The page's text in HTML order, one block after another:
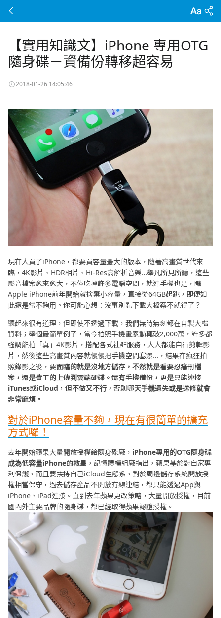
【實用知識文】iPhone 專用OTG
隨身碟－資備份轉移超容易
2018-01-26 14:05:46
現在人買了iPhone，都要買容量最大的版本，隨著高畫質世代來
臨，4K影片、HDR相片、Hi-Res高解析音樂…舉凡所見所聽，這些
影音檔案愈來愈大，不僅吃掉許多電腦空間，就連手機也是，瞧
Apple iPhone前年開始就捨棄小容量，直接從64GB起跳，即便如
此還是常不夠用。你可能心想：沒事別亂下載大檔案不就得了？
聽起來很有道理，但即使不透過下載，我們無時無刻都在自製大檔
資料；舉個最簡單例子，當今拍照手機畫素動輒破2,000萬，許多都
強調能拍「真」4K影片，搭配各式社群服務，人人都能自行剪輯影
片，然後這些高畫質內容就慢慢把手機空間塞爆…，結果在瘋狂拍
照錄影之後，要面臨的就是沒地方儲存，不然就是看要忍痛刪檔
案，還是費工的上傳到雲端硬碟。還有手機備份，更是只能連接
iTunes或iCloud，但不做又不行，否則哪天手機遺失或是送修就會
非常麻煩。
對於iPhone容量不夠，現在有很簡單的擴充
方式囉！
去年開始蘋果大量開放授權給隨身碟廠， iPhone專用的OTG隨身碟
成為低容量iPhone的救星 ，記憶體模組廠指出，蘋果基於對自家專
利保護，而且要扶持自己iCloud生態系，對於周邊儲存系統開放授
權相當保守，過去儲存產品不開放有線連結，都只能透過App與
iPhone、iPad連接。直到去年蘋果更改策略，大量開放授權，目前
國內外主要品牌的隨身碟，都已經取得蘋果認證授權。